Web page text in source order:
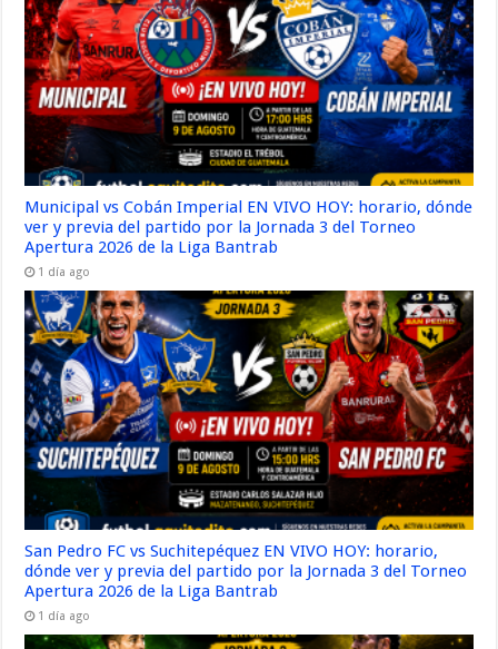
Municipal vs Cobán Imperial EN VIVO HOY: horario, dónde
ver y previa del partido por la Jornada 3 del Torneo
Apertura 2026 de la Liga Bantrab
1 día ago
San Pedro FC vs Suchitepéquez EN VIVO HOY: horario,
dónde ver y previa del partido por la Jornada 3 del Torneo
Apertura 2026 de la Liga Bantrab
1 día ago